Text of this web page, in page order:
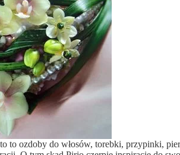
ozdoby do włosów, torebki, przypinki,